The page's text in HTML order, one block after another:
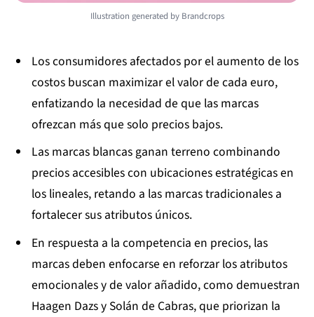
Illustration generated by Brandcrops
Los consumidores afectados por el aumento de los
costos buscan maximizar el valor de cada euro,
enfatizando la necesidad de que las marcas
ofrezcan más que solo precios bajos.
Las marcas blancas ganan terreno combinando
precios accesibles con ubicaciones estratégicas en
los lineales, retando a las marcas tradicionales a
fortalecer sus atributos únicos.
En respuesta a la competencia en precios, las
marcas deben enfocarse en reforzar los atributos
emocionales y de valor añadido, como demuestran
Haagen Dazs y Solán de Cabras, que priorizan la